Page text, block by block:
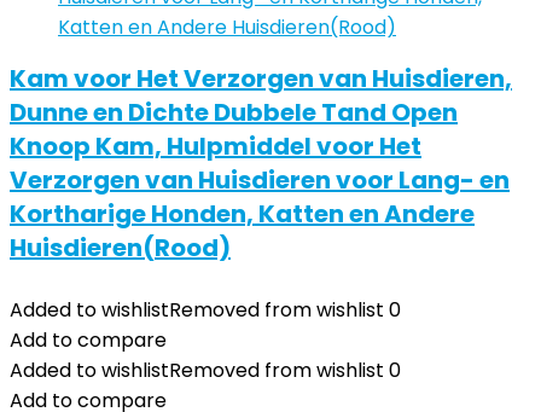
Kam voor Het Verzorgen van Huisdieren,
Dunne en Dichte Dubbele Tand Open
Knoop Kam, Hulpmiddel voor Het
Verzorgen van Huisdieren voor Lang- en
Kortharige Honden, Katten en Andere
Huisdieren(Rood)
Added to wishlistRemoved from wishlist 0
Add to compare
Added to wishlistRemoved from wishlist 0
Add to compare